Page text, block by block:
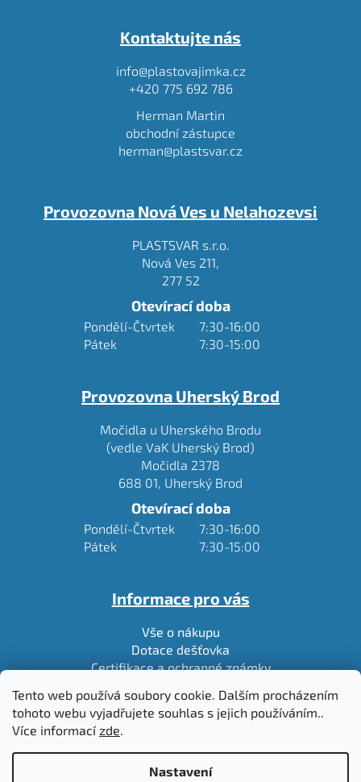
Tento web používá soubory cookie. Dalším procházením
tohoto webu vyjadřujete souhlas s jejich používáním..
Více informacízde.
Nastavení
Kontaktujte nás
info@plastovajimka.cz
+420 775 692 786
Herman Martin
obchodní zástupce
herman@plastsvar.cz
Provozovna Nová Ves u Nelahozevsi
PLASTSVAR s.r.o.
Nová Ves 211,
277 52
Otevírací doba
Pondělí-Čtvrtek
7:30-16:00
Pátek
7:30-15:00
Provozovna Uherský Brod
Močidla u Uherského Brodu
(vedle VaK Uherský Brod)
Močidla 2378
688 01, Uherský Brod
Otevírací doba
Pondělí-Čtvrtek
7:30-16:00
Pátek
7:30-15:00
Informace pro vás
Vše o nákupu
Dotace dešťovka
Certifikace a ochranné známky
O nás
Kontakt